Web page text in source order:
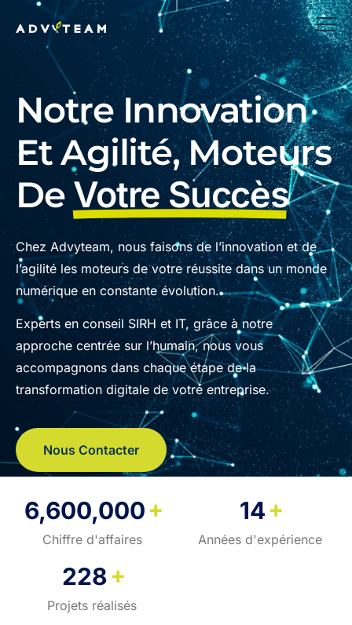
Notre Innovation
Et Agilité, Moteurs
De Votre Succès
Chez Advyteam, nous faisons de l’innovation et de
l’agilité les moteurs de votre réussite dans un monde
numérique en constante évolution.
Experts en conseil SIRH et IT, grâce à notre
approche centrée sur l’humain, nous vous
accompagnons dans chaque étape de la
transformation digitale de votre entreprise.
Nous Contacter
6,600,000+
Chiffre d'affaires
14+
Années d'expérience
228+
Projets réalisés